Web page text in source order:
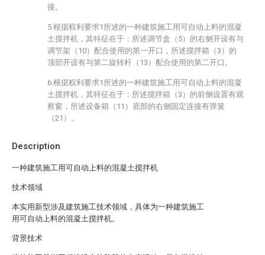
Description
一种建筑施工用可自动上料的混凝土搅拌机
技术领域
本实用新型涉及建筑施工技术领域，具体为一种建筑施工
用可自动上料的混凝土搅拌机。
背景技术
接。
5.根据权利要求1所述的一种建筑施工用可自动上料的混凝
土搅拌机，其特征在于：所述调节盒（5）的右侧开设有与
调节架（10）配合使用的第一开口，所述搅拌箱（3）的
顶部开设有与第二旋转杆（13）配合使用的第二开口。
6.根据权利要求1所述的一种建筑施工用可自动上料的混凝
土搅拌机，其特征在于：所述搅拌箱（3）的前侧设置有观
察窗，所述设备箱（11）底部的右侧固定连接有弹簧
（21）。